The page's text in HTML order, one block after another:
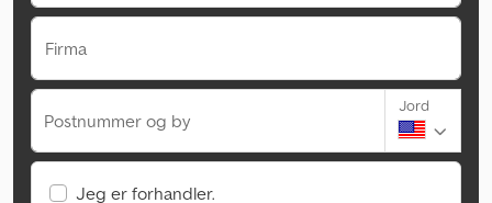
Firma
Postnummer og by
Jord
Jeg er forhandler.